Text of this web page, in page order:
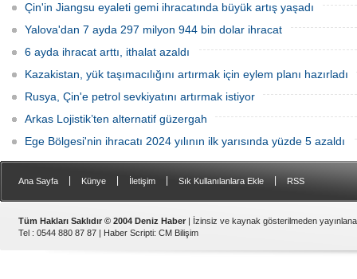
Çin'in Jiangsu eyaleti gemi ihracatında büyük artış yaşadı
Yalova'dan 7 ayda 297 milyon 944 bin dolar ihracat
6 ayda ihracat arttı, ithalat azaldı
Kazakistan, yük taşımacılığını artırmak için eylem planı hazırladı
Rusya, Çin'e petrol sevkiyatını artırmak istiyor
Arkas Lojistik’ten alternatif güzergah
Ege Bölgesi'nin ihracatı 2024 yılının ilk yarısında yüzde 5 azaldı
Ana Sayfa Künye İletişim Sık Kullanılanlara Ekle RSS
Tüm Hakları Saklıdır © 2004 Deniz Haber | İzinsiz ve kaynak gösterilmeden
Tel : 0544 880 87 87 | Haber Scripti: CM Bilişim